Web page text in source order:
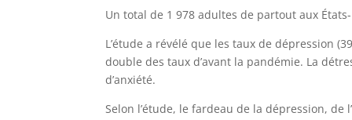
Un total de 1 978 adultes de partout aux
L’étude a révélé que les taux de dépression
double des taux d’avant la pandémie. La
d’anxiété.
Selon l’étude, le fardeau de la dépression,